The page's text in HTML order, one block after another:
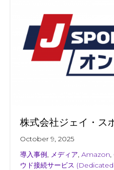
株式会社ジェイ・ス
October 9, 2025
導入事例, メディア, Amazon,
ウド接続サービス